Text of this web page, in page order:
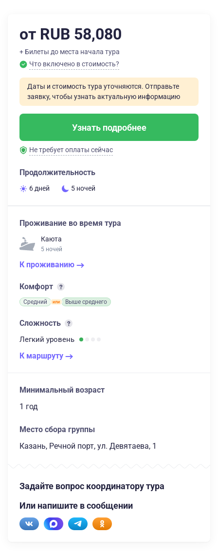
от RUB 58,080
+ Билеты до места начала тура
Что включено в стоимость?
Даты и стоимость тура уточняются. Отправьте
заявку, чтобы узнать актуальную информацию
Узнать подробнее
Не требует оплаты сейчас
Продолжительность
6 дней 5 ночей
Проживание во время тура
Каюта
5 ночей
К проживанию
Комфорт
Средний Выше среднего
Сложность
Легкий уровень
К маршруту
Минимальный возраст
1 год
Место сбора группы
Казань, Речной порт, ул. Девятаева, 1
Задайте вопрос координатору тура
Или напишите в сообщении